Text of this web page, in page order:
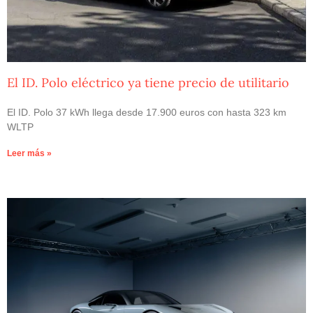
El ID. Polo eléctrico ya tiene precio de utilitario
El ID. Polo 37 kWh llega desde 17.900 euros con hasta 323 km
WLTP
Leer más »